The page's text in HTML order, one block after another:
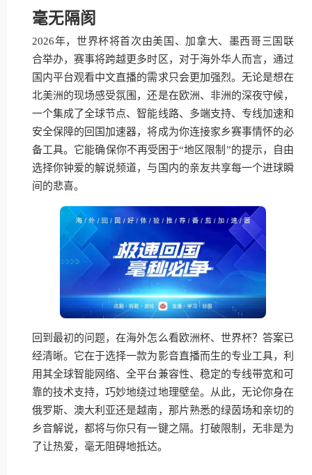
毫无隔阂
2026年，世界杯将首次由美国、加拿大、墨西哥三国联
合举办，赛事将跨越更多时区，对于海外华人而言，通过
国内平台观看中文直播的需求只会更加强烈。无论是想在
北美洲的现场感受氛围，还是在欧洲、非洲的深夜守候，
一个集成了全球节点、智能线路、多端支持、专线加速和
安全保障的回国加速器，将成为你连接家乡赛事情怀的必
备工具。它能确保你不再受困于“地区限制”的提示，自由
选择你钟爱的解说频道，与国内的亲友共享每一个进球瞬
间的悲喜。
回到最初的问题，在海外怎么看欧洲杯、世界杯？答案已
经清晰。它在于选择一款为影音直播而生的专业工具，利
用其全球智能网络、全平台兼容性、稳定的专线带宽和可
靠的技术支持，巧妙地绕过地理壁垒。从此，无论你身在
俄罗斯、澳大利亚还是越南，那片熟悉的绿茵场和亲切的
乡音解说，都将与你只有一键之隔。打破限制，无非是为
了让热爱，毫无阻碍地抵达。